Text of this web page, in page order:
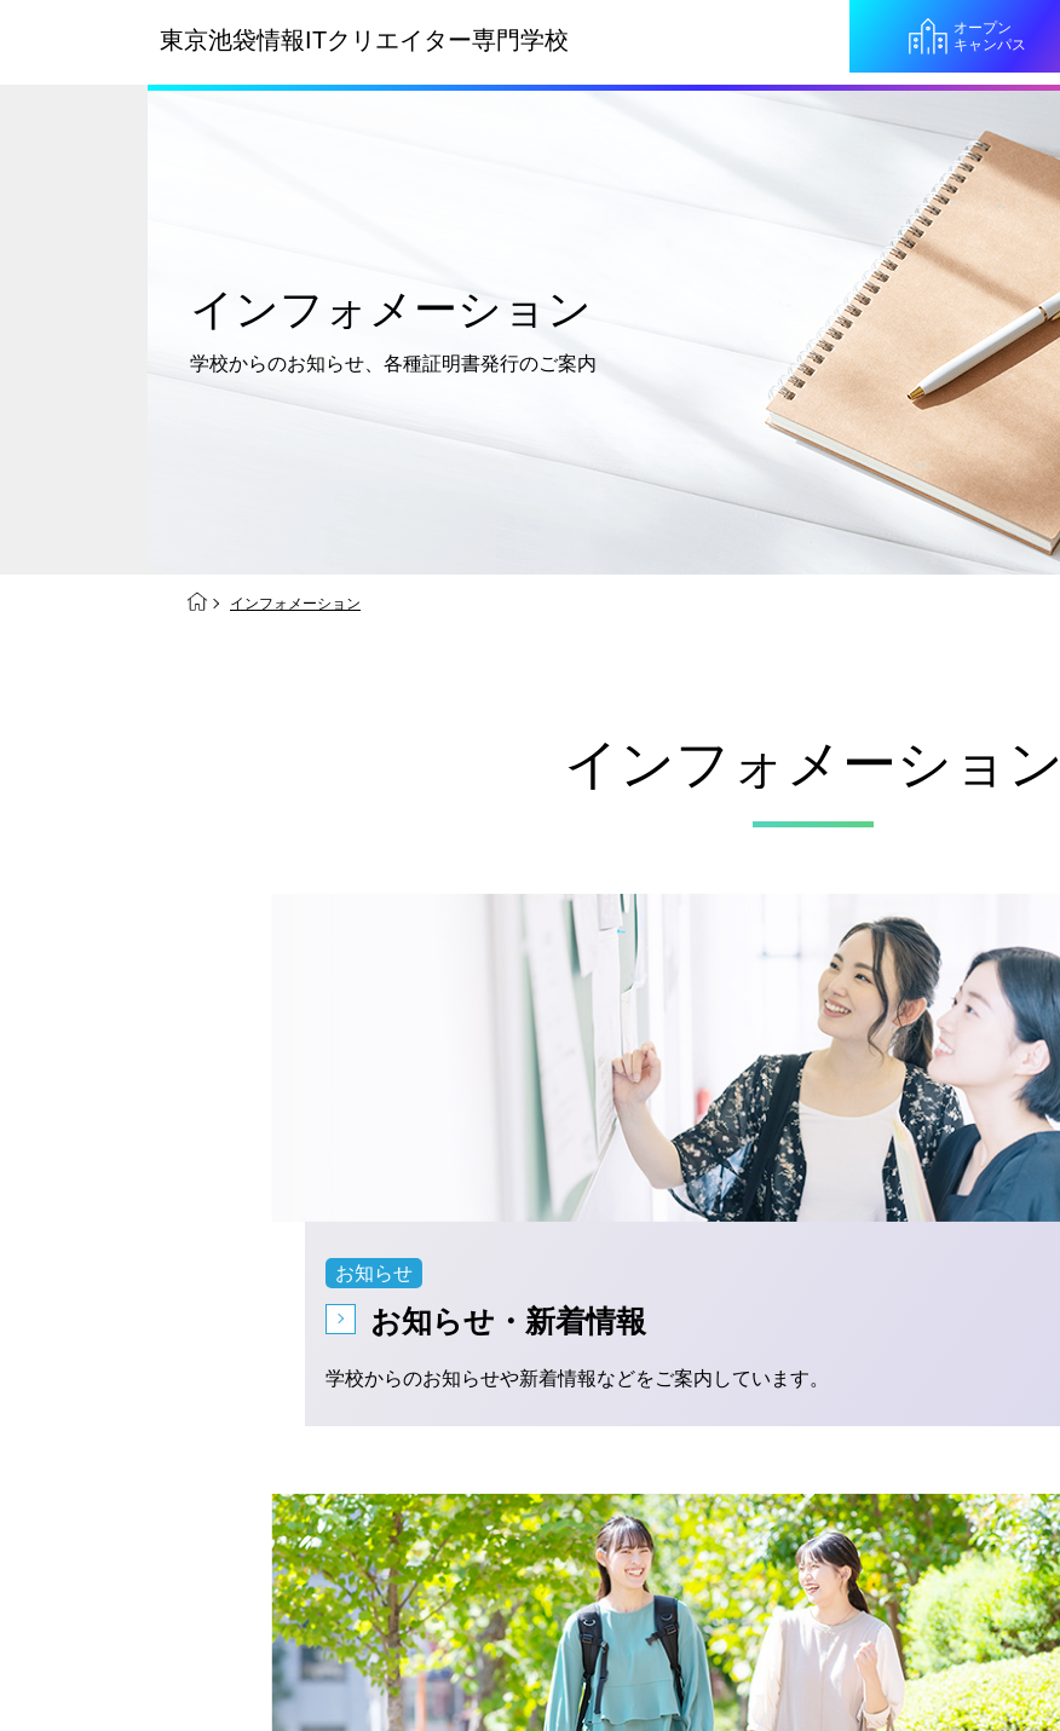
東京池袋情報ITクリエイター専門学校
オープン
キャンパス
インフォメーション
学校からのお知らせ、各種証明書発行のご案内
インフォメーション
インフォメーション
お知らせ
お知らせ・新着情報
学校からのお知らせや新着情報などをご案内しています。